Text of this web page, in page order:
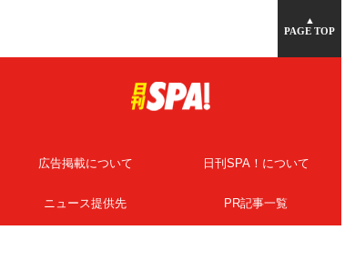
▲
PAGE TOP
広告掲載について 日刊SPA！について
ニュース提供先 PR記事一覧